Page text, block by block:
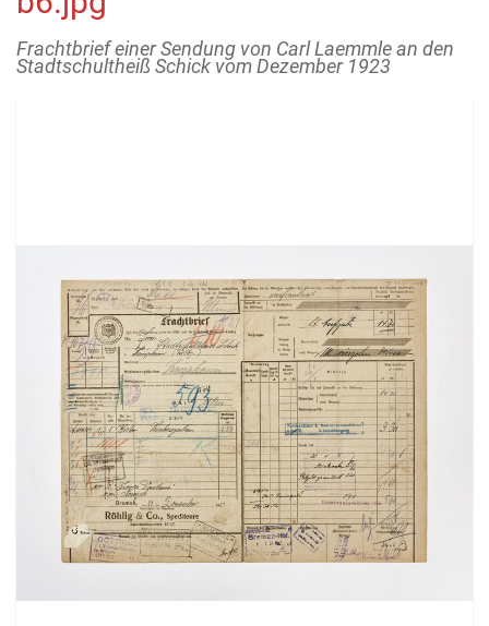
Frachtbrief einer Sendung von Carl Laemmle an den
Stadtschultheiß Schick vom Dezember 1923